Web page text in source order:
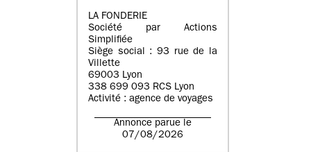
LA FONDERIE
Société par Actions
Simplifiée
Siège social : 93 rue de la
Villette
69003 Lyon
338 699 093 RCS Lyon
Activité : agence de voyages
Annonce parue le
07/08/2026